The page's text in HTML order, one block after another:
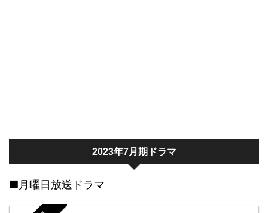
2023年7月期ドラマ
■月曜日放送ドラマ